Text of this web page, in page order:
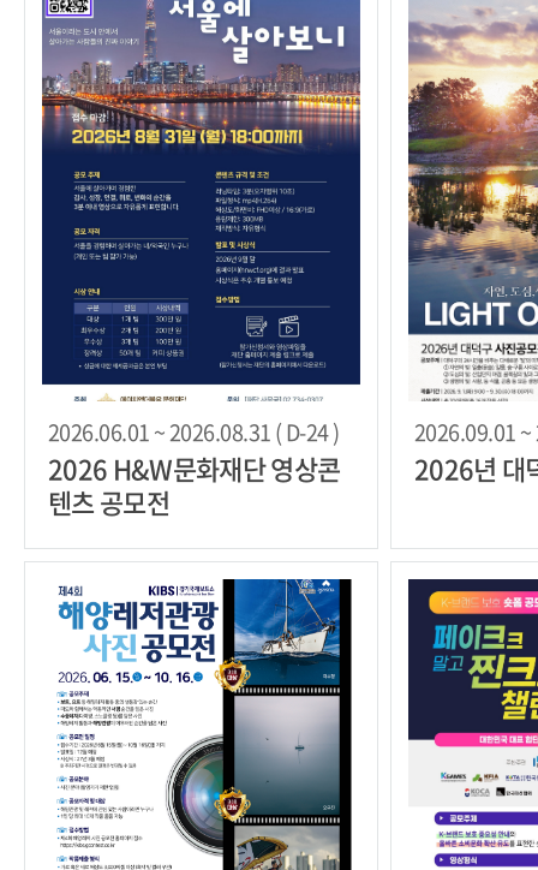
2026.06.01 ~ 2026.08.31 ( D-24 )
2026 H&W문화재단 영상콘
텐츠 공모전
2026.09.01 ~
2026년 대